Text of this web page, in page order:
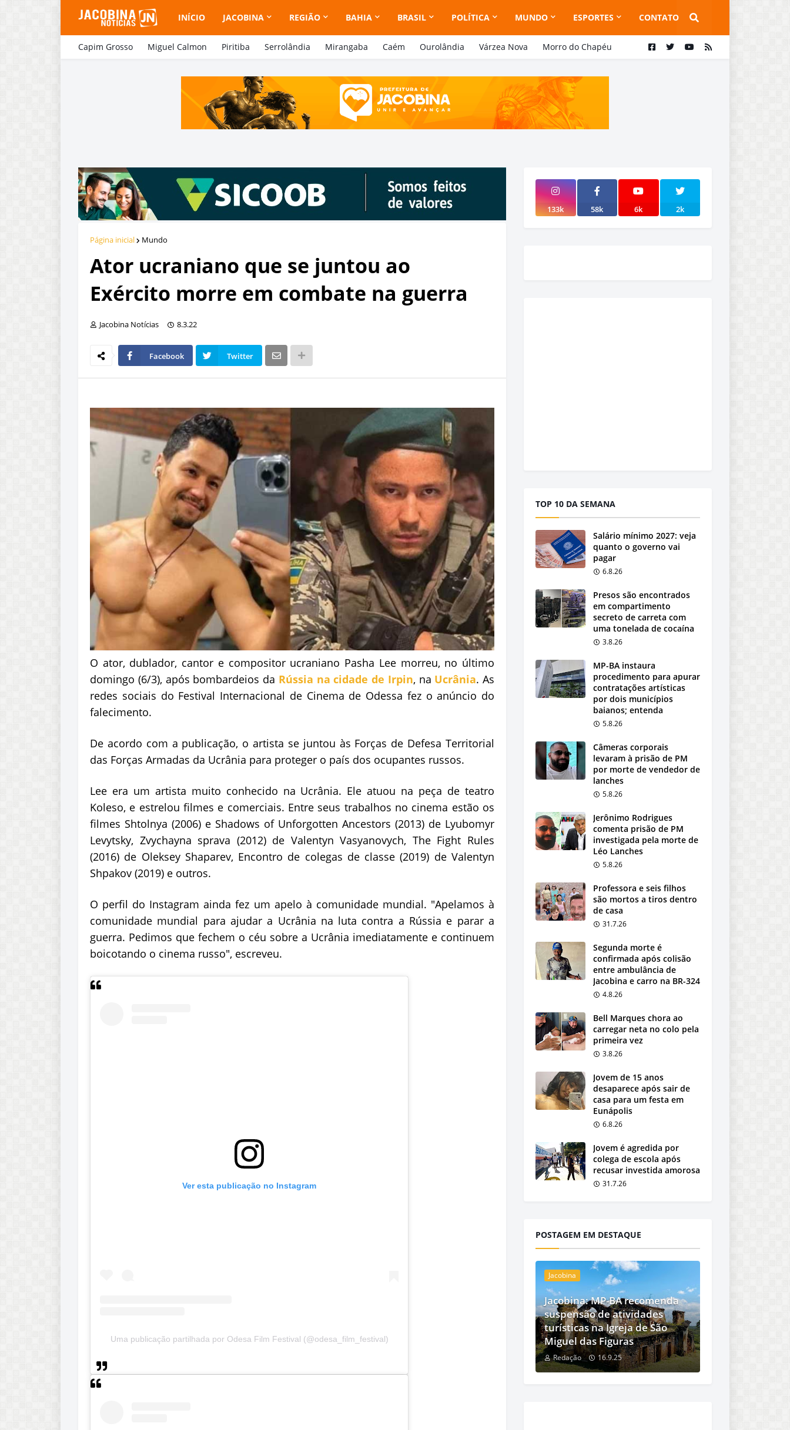
INÍCIO JACOBINA REGIÃO BAHIA BRASIL POLÍTICA MUNDO ESPORTES CONTATO
Capim Grosso Miguel Calmon Piritiba Serrolândia Mirangaba Caém Ourolândia Várzea Nova Morro do Chapéu
Página inicial Mundo
Ator ucraniano que se juntou ao
Exército morre em combate na guerra
Jacobina Notícias 8.3.22
Facebook Twitter
O ator, dublador, cantor e compositor ucraniano Pasha Lee morreu, no último
domingo (6/3), após bombardeios da Rússia na cidade de Irpin, na Ucrânia. As
redes sociais do Festival Internacional de Cinema de Odessa fez o anúncio do
falecimento.
De acordo com a publicação, o artista se juntou às Forças de Defesa Territorial
das Forças Armadas da Ucrânia para proteger o país dos ocupantes russos.
Lee era um artista muito conhecido na Ucrânia. Ele atuou na peça de teatro
Koleso, e estrelou filmes e comerciais. Entre seus trabalhos no cinema estão os
filmes Shtolnya (2006) e Shadows of Unforgotten Ancestors (2013) de Lyubomyr
Levytsky, Zvychayna sprava (2012) de Valentyn Vasyanovych, The Fight Rules
(2016) de Oleksey Shaparev, Encontro de colegas de classe (2019) de Valentyn
Shpakov (2019) e outros.
O perfil do Instagram ainda fez um apelo à comunidade mundial. "Apelamos à
comunidade mundial para ajudar a Ucrânia na luta contra a Rússia e parar a
guerra. Pedimos que fechem o céu sobre a Ucrânia imediatamente e continuem
boicotando o cinema russo", escreveu.
Ver esta publicação no Instagram
Uma publicação partilhada por Odesa Film Festival (@odesa_film_festival)
133k 58k 6k 2k
TOP 10 DA SEMANA
Salário mínimo 2027: veja
quanto o governo vai
pagar
6.8.26
Presos são encontrados
em compartimento
secreto de carreta com
uma tonelada de cocaína
3.8.26
MP-BA instaura
procedimento para apurar
contratações artísticas
por dois municípios
baianos; entenda
5.8.26
Câmeras corporais
levaram à prisão de PM
por morte de vendedor de
lanches
5.8.26
Jerônimo Rodrigues
comenta prisão de PM
investigada pela morte de
Léo Lanches
5.8.26
Professora e seis filhos
são mortos a tiros dentro
de casa
31.7.26
Segunda morte é
confirmada após colisão
entre ambulância de
Jacobina e carro na BR-324
4.8.26
Bell Marques chora ao
carregar neta no colo pela
primeira vez
3.8.26
Jovem de 15 anos
desaparece após sair de
casa para um festa em
Eunápolis
6.8.26
Jovem é agredida por
colega de escola após
recusar investida amorosa
31.7.26
POSTAGEM EM DESTAQUE
Jacobina
Jacobina: MP-BA recomenda
suspensão de atividades
turísticas na Igreja de São
Miguel das Figuras
Redação 16.9.25